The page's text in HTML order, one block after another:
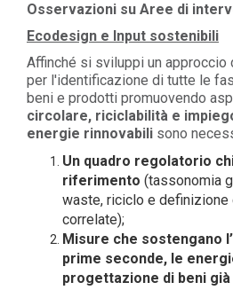
Osservazioni su Aree di
Ecodesign e Input sostenibili
Affinché si sviluppi un
per l'identificazione di tutte le
beni e prodotti promuovendo
circolare, riciclabilità e
energie rinnovabili sono
Un quadro regolatorio
riferimento (tassonomia
waste, riciclo e definizione
correlate);
Misure che sostengano
prime seconde, le
progettazione di beni